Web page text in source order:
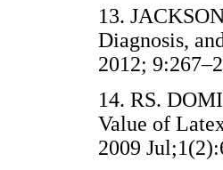
13.
Diagnosis,
2012;
14. RS.
Value of
2009